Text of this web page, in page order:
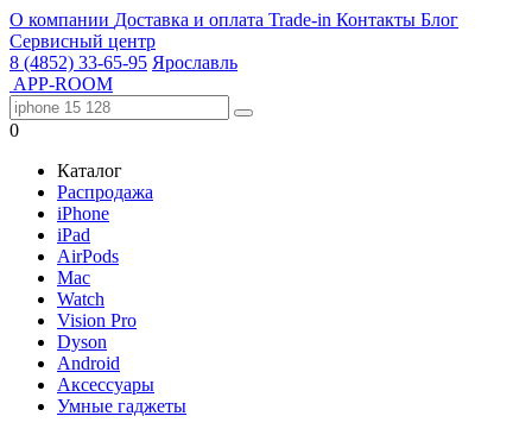
О компании Доставка и оплата Trade-in Контакты Блог
Сервисный центр
8 (4852) 33-65-95 Ярославль
APP-ROOM
0
Каталог
Распродажа
iPhone
iPad
AirPods
Mac
Watch
Vision Pro
Dyson
Android
Аксессуары
Умные гаджеты